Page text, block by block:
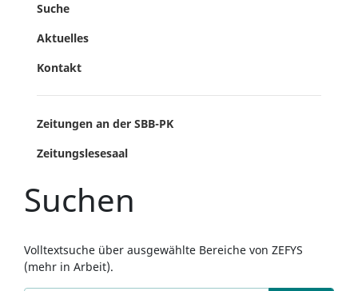
Suche
Aktuelles
Kontakt
Zeitungen an der SBB-PK
Zeitungslesesaal
Suchen
Volltextsuche über ausgewählte Bereiche von ZEFYS
(mehr in Arbeit).